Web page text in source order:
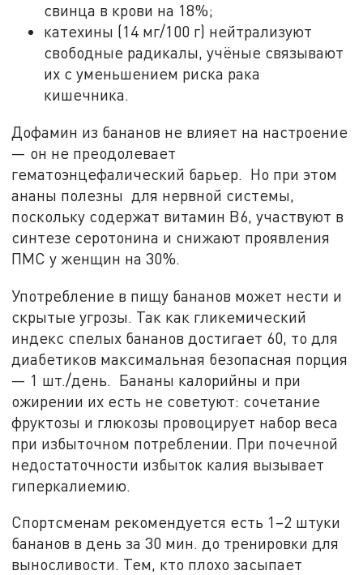
свинца в крови на 18%;
катехины (14 мг/100 г) нейтрализуют
свободные радикалы, учёные связывают
их с уменьшением риска рака
кишечника.
Дофамин из бананов не влияет на настроение
— он не преодолевает
гематоэнцефалический барьер. Но при этом
ананы полезны для нервной системы,
поскольку содержат витамин В6, участвуют в
синтезе серотонина и снижают проявления
ПМС у женщин на 30%.
Употребление в пищу бананов может нести и
скрытые угрозы. Так как гликемический
индекс спелых бананов достигает 60, то для
диабетиков максимальная безопасная порция
— 1 шт./день. Бананы калорийны и при
ожирении их есть не советуют: сочетание
фруктозы и глюкозы провоцирует набор веса
при избыточном потреблении. При почечной
недостаточности избыток калия вызывает
гиперкалиемию.
Спортсменам рекомендуется есть 1–2 штуки
бананов в день за 30 мин. до тренировки для
выносливости. Тем, кто плохо засыпает